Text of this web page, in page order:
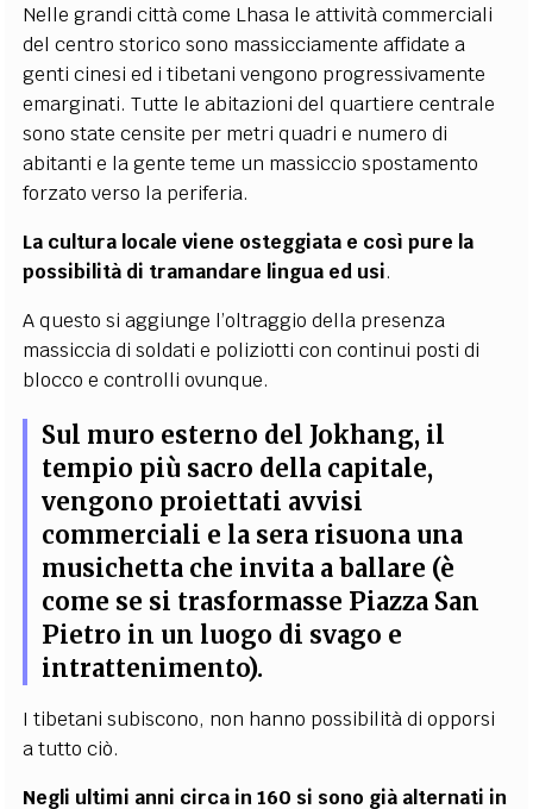
Nelle grandi città come Lhasa le attività commerciali
del centro storico sono massicciamente affidate a
genti cinesi ed i tibetani vengono progressivamente
emarginati. Tutte le abitazioni del quartiere centrale
sono state censite per metri quadri e numero di
abitanti e la gente teme un massiccio spostamento
forzato verso la periferia.
La cultura locale viene osteggiata e così pure la
possibilità di tramandare lingua ed usi.
A questo si aggiunge l’oltraggio della presenza
massiccia di soldati e poliziotti con continui posti di
blocco e controlli ovunque.
Sul muro esterno del Jokhang, il
tempio più sacro della capitale,
vengono proiettati avvisi
commerciali e la sera risuona una
musichetta che invita a ballare (è
come se si trasformasse Piazza San
Pietro in un luogo di svago e
intrattenimento).
I tibetani subiscono, non hanno possibilità di opporsi
a tutto ciò.
Negli ultimi anni circa in 160 si sono già alternati in